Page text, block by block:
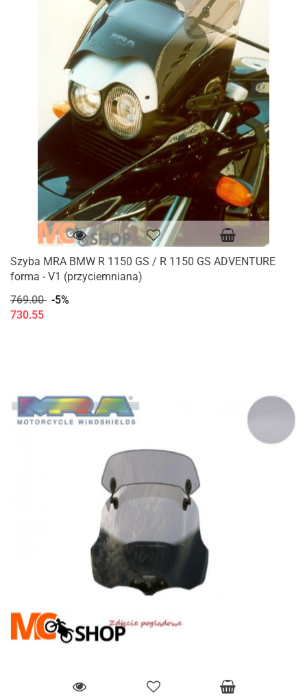
Szyba MRA BMW R 1150 GS / R 1150 GS ADVENTURE
forma - V1 (przyciemniana)
769.00 -5%
730.55